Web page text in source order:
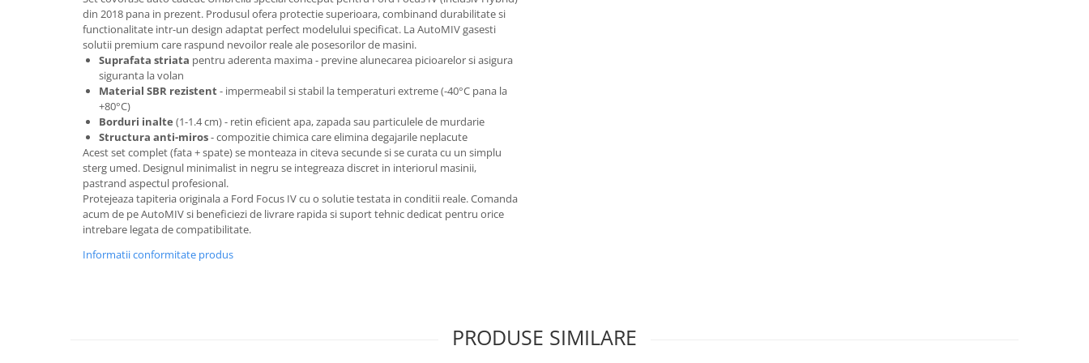
Pompa Spalator Parbriz
Accesorii Camioane
Lampi si Proiectoare Camion
Marcaje si Echipamente de
Accesorii Cabina Camion
Echipamente Electrice si
Echipamente ADR si Utilitare
Uleiuri si Lichide Auto
din 2018 pana in prezent. Produsul ofera protectie superioara, combinand durabilitate si
functionalitate intr-un design adaptat perfect modelului specificat. La AutoMIV gasesti
solutii premium care raspund nevoilor reale ale posesorilor de masini.
Suprafata striata pentru aderenta maxima - previne alunecarea picioarelor si asigura
siguranta la volan
Material SBR rezistent- impermeabil si stabil la temperaturi extreme (-40°C pana la
+80°C)
Borduri inalte (1-1.4 cm) - retin eficient apa, zapada sau particulele de murdarie
Structura anti-miros- compozitie chimica care elimina degajarile neplacute
Acest set complet (fata + spate) se monteaza in citeva secunde si se curata cu un simplu
sterg umed. Designul minimalist in negru se integreaza discret in interiorul masinii,
pastrand aspectul profesional.
Protejeaza tapiteria originala a Ford Focus IV cu o solutie testata in conditii reale. Comanda
acum de pe AutoMIV si beneficiezi de livrare rapida si suport tehnic dedicat pentru orice
intrebare legata de compatibilitate.
Informatii conformitate produs
PRODUSE SIMILARE